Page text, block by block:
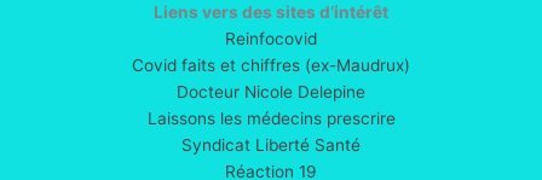
Liens vers des sites d’intérêt
Reinfocovid
Covid faits et chiffres (ex-Maudrux)
Docteur Nicole Delepine
Laissons les médecins prescrire
Syndicat Liberté Santé
Réaction 19